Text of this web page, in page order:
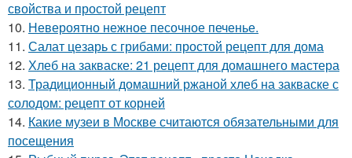
свойства и простой рецепт
10. Невероятно нежное песочное печенье.
11. Салат цезарь с грибами: простой рецепт для дома
12. Хлеб на закваске: 21 рецепт для домашнего мастера
13. Традиционный домашний ржаной хлеб на закваске с
солодом: рецепт от корней
14. Какие музеи в Москве считаются обязательными для
посещения